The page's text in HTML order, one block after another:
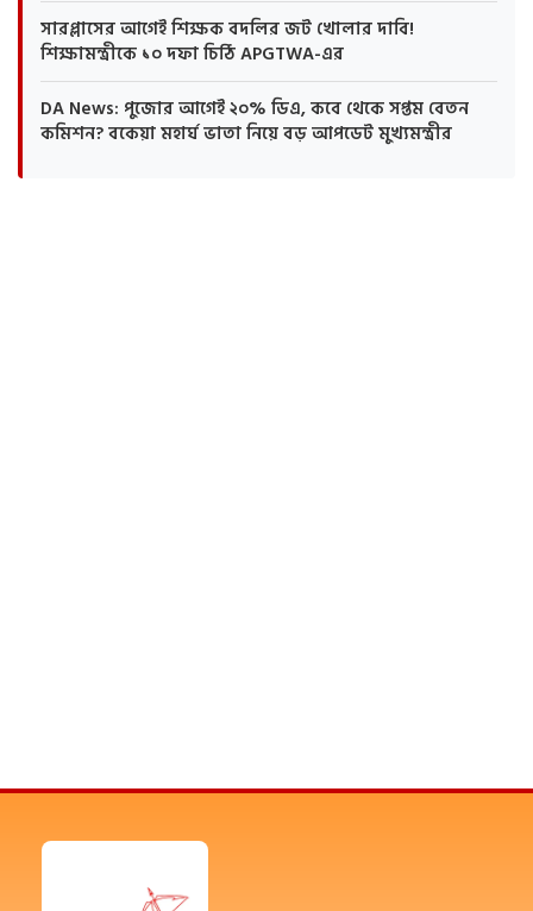
সারপ্লাসের আগেই শিক্ষক বদলির জট খোলার দাবি!
শিক্ষামন্ত্রীকে ১০ দফা চিঠি APGTWA-এর
DA News: পুজোর আগেই ২০% ডিএ, কবে থেকে সপ্তম বেতন
কমিশন? বকেয়া মহার্ঘ ভাতা নিয়ে বড় আপডেট মুখ্যমন্ত্রীর